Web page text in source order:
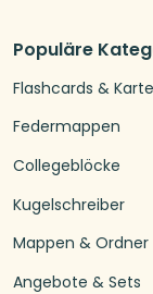
Populäre
Flashcards &
Federmappen
Collegeblöcke
Kugelschreiber
Mappen & Ordner
Angebote & Sets